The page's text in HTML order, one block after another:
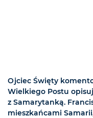
Ojciec Święty
Wielkiego Postu
z Samarytanką.
mieszkańcami